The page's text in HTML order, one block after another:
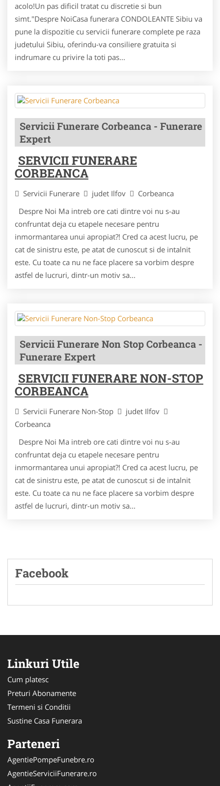
acolo!Un pas dificil tratat cu discretie si bun
simt."Despre NoiCasa funerara CONDOLEANTE Sibiu va
pune la dispozitie cu servicii funerare complete pe raza
judetului Sibiu, oferindu-va consiliere gratuita si
indrumare cu privire la toti pas...
Servicii Funerare Corbeanca - Funerare
Expert
SERVICII FUNERARE
CORBEANCA
Servicii Funerare judet Ilfov
Corbeanca
Despre Noi Ma intreb ore cati dintre voi nu s-au
confruntat deja cu etapele necesare pentru
inmormantarea unui apropiat?! Cred ca acest lucru, pe
cat de sinistru este, pe atat de cunoscut si de intalnit
este. Cu toate ca nu ne face placere sa vorbim despre
astfel de lucruri, dintr-un motiv sa...
Servicii Funerare Non Stop Corbeanca -
Funerare Expert
SERVICII FUNERARE NON-STOP
CORBEANCA
Servicii Funerare Non-Stop
judet Ilfov
Corbeanca
Despre Noi Ma intreb ore cati dintre voi nu s-au
confruntat deja cu etapele necesare pentru
inmormantarea unui apropiat?! Cred ca acest lucru, pe
cat de sinistru este, pe atat de cunoscut si de intalnit
este. Cu toate ca nu ne face placere sa vorbim despre
astfel de lucruri, dintr-un motiv sa...
Facebook
Linkuri Utile
Cum platesc
Preturi Abonamente
Termeni si Conditii
Sustine Casa Funerara
Parteneri
AgentiePompeFunebre.ro
AgentieServiciiFunerare.ro